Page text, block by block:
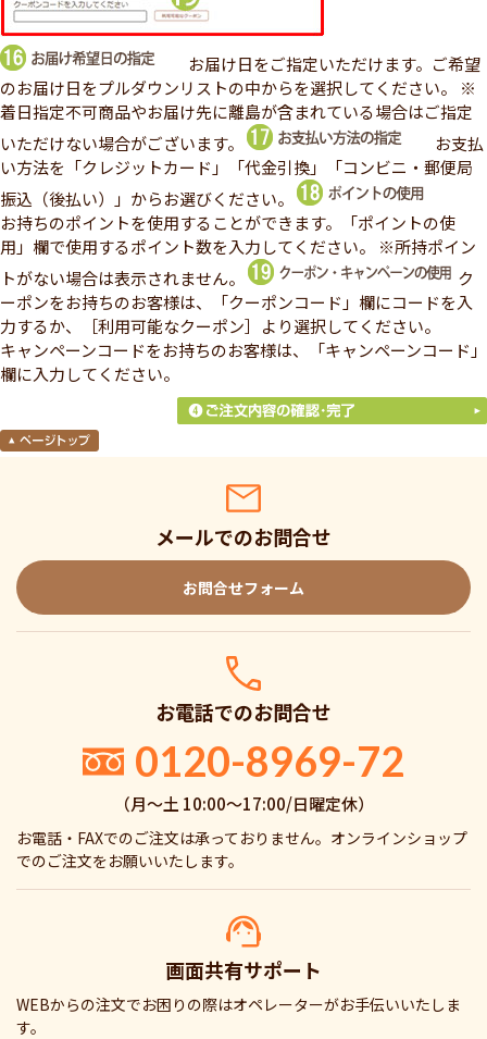
お届け日をご指定いただけます。ご希望
のお届け日をプルダウンリストの中からを選択してください。
※
着日指定不可商品やお届け先に離島が含まれている場合はご指定
いただけない場合がございます。
お支払
い方法を「クレジットカード」「代金引換」「コンビニ・郵便局
振込（後払い）」からお選びください。
お持ちのポイントを使用することができます。「ポイントの使
用」欄で使用するポイント数を入力してください。
※所持ポイン
トがない場合は表示されません。
ク
ーポンをお持ちのお客様は、「クーポンコード」欄にコードを入
力するか、［利用可能なクーポン］より選択してください。
キャンペーンコードをお持ちのお客様は、「キャンペーンコード」
欄に入力してください。
メールでのお問合せ
お問合せフォーム
お電話でのお問合せ
0120-8969-72
（月〜土 10:00〜17:00/日曜定休）
お電話・FAXでのご注文は承っておりません。オンラインショップ
でのご注文をお願いいたします。
画面共有サポート
WEBからの注文でお困りの際はオペレーターがお手伝いいたしま
す。